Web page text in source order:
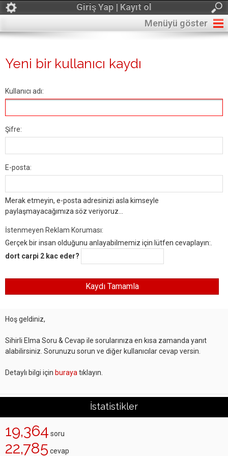
Giriş Yap | Kayıt ol
Menüyü göster
Yeni bir kullanıcı kaydı
Kullanıcı adı:
Şifre:
E-posta:
Merak etmeyin, e-posta adresinizi asla kimseyle
paylaşmayacağımıza söz veriyoruz...
İstenmeyen Reklam Koruması:
Gerçek bir insan olduğunu anlayabilmemiz için lütfen cevaplayın:.
dort carpi 2 kac eder?
Hoş geldiniz,
Sihirli Elma Soru & Cevap ile sorularınıza en kısa zamanda yanıt
alabilirsiniz. Sorunuzu sorun ve diğer kullanıcılar cevap versin.
Detaylı bilgi için buraya tıklayın.
İstatistikler
19,364 soru
22,785 cevap